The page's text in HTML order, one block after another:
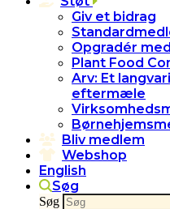
Giv et bidrag
Opgradér
Plant Food
Arv: Et
eftermæle
Bliv medlem
Webshop
English
Søg
Søg